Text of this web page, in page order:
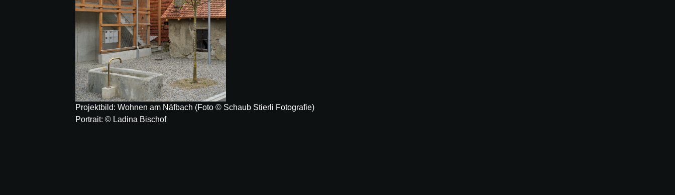
Projektbild: Wohnen am Näfbach (Foto © Schaub Stierli Fotografie)
Portrait: © Ladina Bischof